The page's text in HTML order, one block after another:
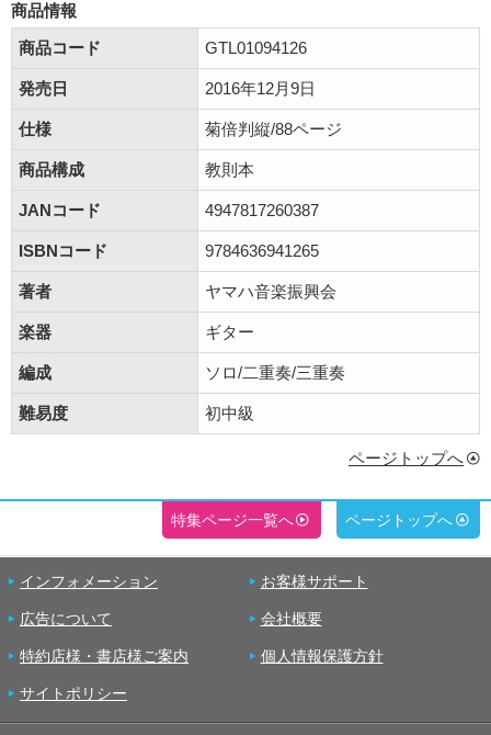
商品情報
商品コード
GTL01094126
発売日 2016年12月9日
仕様 菊倍判縦/88ページ
商品構成 教則本
JANコード 4947817260387
ISBNコード 9784636941265
著者 ヤマハ音楽振興会
楽器 ギター
編成 ソロ/二重奏/三重奏
難易度 初中級
ページトップへ
特集ページ一覧へ ページトップへ
インフォメーション お客様サポート
広告について 会社概要
特約店様・書店様ご案内 個人情報保護方針
サイトポリシー